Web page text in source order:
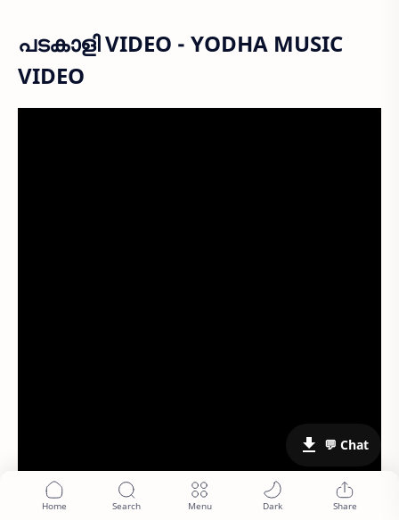
പടകാളി VIDEO - YODHA MUSIC
VIDEO
💬 Chat